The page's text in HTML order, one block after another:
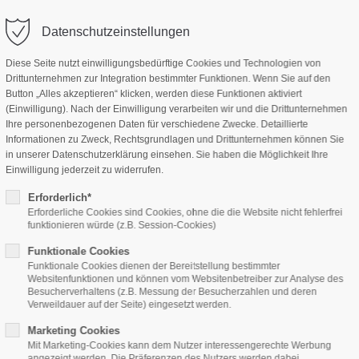
Home Features Page Presets
News
dolor sit amet, consectetuer adipiscing elit.
Datenschutzeinstellungen
Diese Seite nutzt einwilligungsbedürftige Cookies und Technologien von
Drittunternehmen zur Integration bestimmter Funktionen. Wenn Sie auf den
Button „Alles akzeptieren“ klicken, werden diese Funktionen aktiviert
(Einwilligung). Nach der Einwilligung verarbeiten wir und die Drittunternehmen
Ihre personenbezogenen Daten für verschiedene Zwecke. Detaillierte
Informationen zu Zweck, Rechtsgrundlagen und Drittunternehmen können Sie
in unserer Datenschutzerklärung einsehen. Sie haben die Möglichkeit Ihre
Einwilligung jederzeit zu widerrufen.
Erforderlich*
Erforderliche Cookies sind Cookies, ohne die die Website nicht fehlerfrei
funktionieren würde (z.B. Session-Cookies)
Funktionale Cookies
Funktionale Cookies dienen der Bereitstellung bestimmter
Websitenfunktionen und können vom Websitenbetreiber zur Analyse des
Besucherverhaltens (z.B. Messung der Besucherzahlen und deren
Verweildauer auf der Seite) eingesetzt werden.
Marketing Cookies
Mit Marketing-Cookies kann dem Nutzer interessengerechte Werbung